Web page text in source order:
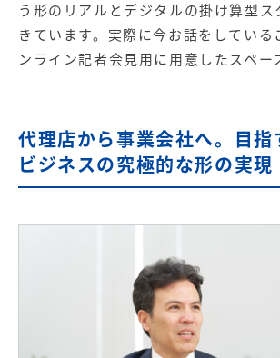
う形のリアルとデジタルの掛け算型ス
きています。実際に今お話をしている
ンライン記者会見用に用意したスペー
代理店から事業会社へ。目指
ビジネスの究極的な形の実現